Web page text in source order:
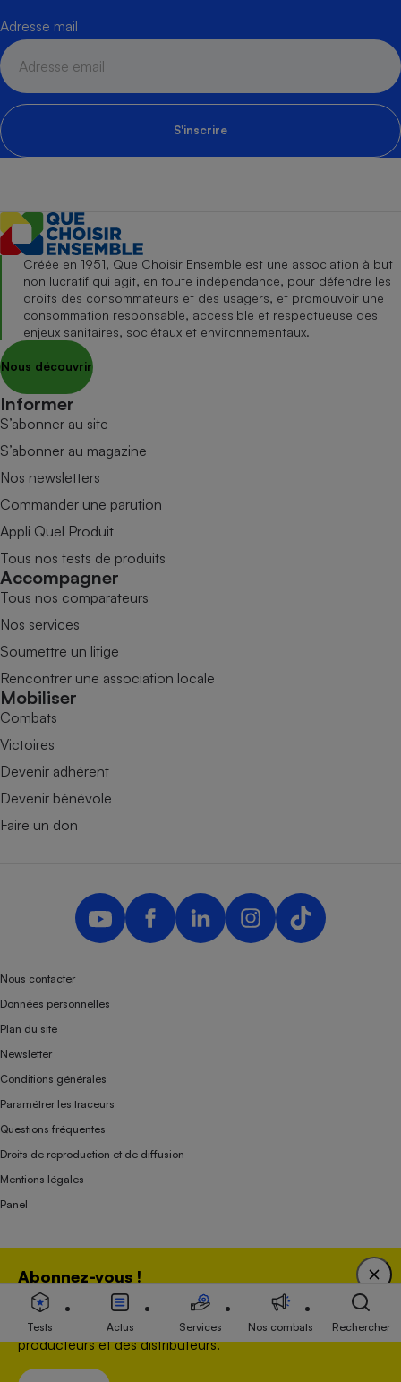
Adresse mail
S'inscrire
Abonnez-vous !
Bénéficiez d'une expertise unique tout en soutenant
une association 100 % indépendante de l'Etat, des
producteurs et des distributeurs.
Créée en 1951, Que Choisir Ensemble est une association à but
non lucratif qui agit, en toute indépendance, pour défendre les
droits des consommateurs et des usagers, et promouvoir une
consommation responsable, accessible et respectueuse des
enjeux sanitaires, sociétaux et environnementaux.
Nous découvrir
Informer
S’abonner au site
S’abonner au magazine
Nos newsletters
Commander une parution
Appli Quel Produit
Tous nos tests de produits
Accompagner
Tous nos comparateurs
Nos services
Soumettre un litige
Rencontrer une association locale
Mobiliser
Combats
Victoires
Devenir adhérent
Devenir bénévole
Faire un don
Nous contacter
Données personnelles
Plan du site
Newsletter
Conditions générales
Paramétrer les traceurs
Questions fréquentes
Droits de reproduction et de diffusion
Mentions légales
Panel
Association indépendante de l’État, des syndicats, des producteurs et des
distributeurs depuis 1951.
Tests Actus Services Nos combats Rechercher